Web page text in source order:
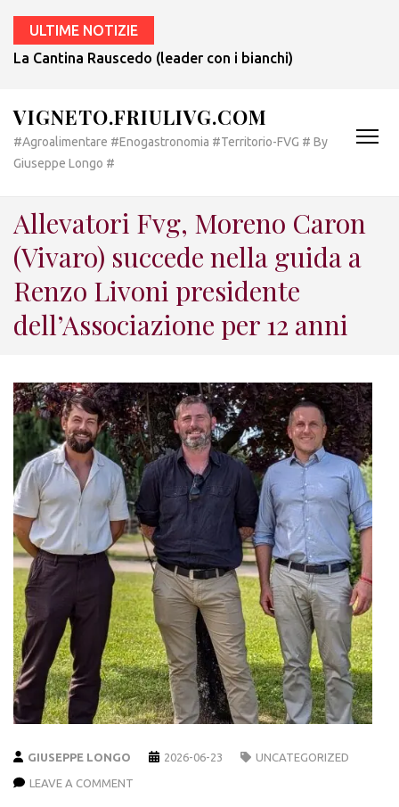
ULTIME NOTIZIE
La Cantina Rauscedo (leader con i bianchi) compie 75
VIGNETO.FRIULIVG.COM
#Agroalimentare #Enogastronomia #Territorio-FVG # By
Giuseppe Longo #
Allevatori Fvg, Moreno Caron
(Vivaro) succede nella guida a
Renzo Livoni presidente
dell’Associazione per 12 anni
GIUSEPPE LONGO 2026-06-23 UNCATEGORIZED
LEAVE A COMMENT